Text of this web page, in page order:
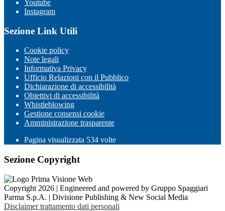
Youtube
Instagram
Sezione Link Utili
Cookie policy
Note legali
Informativa Privacy
Ufficio Relazioni con il Pubblico
Dichiarazione di accessibilità
Obiettivi di accessibilità
Whistleblowing
Gestione consensi cookie
Amministrazione trasparente
Pagina visualizzata 534 volte
Sezione Copyright
Copyright 2026 | Engineered and powered by Gruppo Spaggiari
Parma S.p.A. | Divisione Publishing & New Social Media
Disclaimer trattamento dati personali